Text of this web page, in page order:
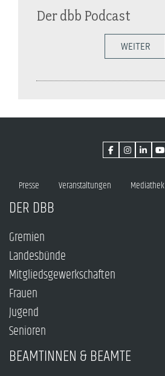
Der dbb Podcast
WEITER
Presse Veranstaltungen Mediathek
DER DBB
Gremien
Landesbünde
Mitgliedsgewerkschaften
Frauen
Jugend
Senioren
BEAMTINNEN & BEAMTE